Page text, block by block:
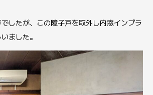
したが、この障子戸を取外し内窓インプラ
ました。